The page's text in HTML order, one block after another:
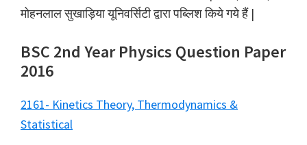
मोहनलाल सुखाड़िया यूनिवर्सिटी द्वारा पब्लिश किये गये हैं |
BSC 2nd Year Physics Question Paper
2016
2161- Kinetics Theory, Thermodynamics &
Statistical